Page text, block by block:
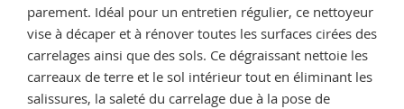
parement. Idéal pour un entretien régulier, ce nettoyeur
vise à décaper et à rénover toutes les surfaces cirées des
carrelages ainsi que des sols. Ce dégraissant nettoie les
carreaux de terre et le sol intérieur tout en éliminant les
salissures, la saleté du carrelage due à la pose de